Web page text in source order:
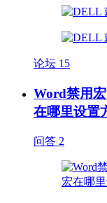
论坛 15
Word禁用
在哪里设置
问答 2